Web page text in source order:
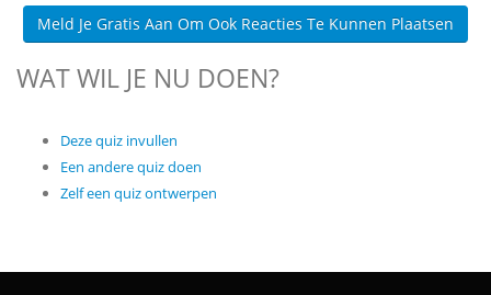
Meld Je Gratis Aan Om Ook Reacties Te Kunnen Plaatsen
WAT WIL JE NU DOEN?
Deze quiz invullen
Een andere quiz doen
Zelf een quiz ontwerpen